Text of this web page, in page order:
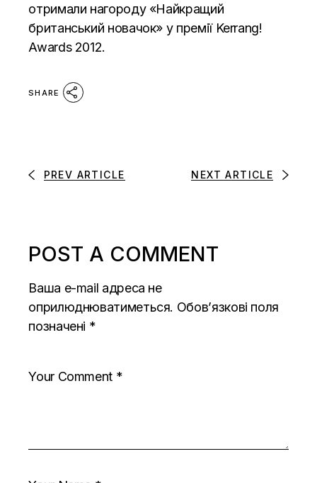
отримали нагороду «Найкращий
британський новачок» у премії Kerrang!
Awards 2012.
SHARE
PREV ARTICLE NEXT ARTICLE
POST A COMMENT
Ваша e-mail адреса не
оприлюднюватиметься. Обов’язкові поля
позначені *